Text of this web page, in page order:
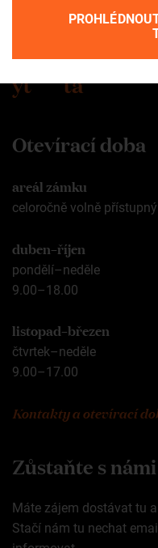
yt
ta
Otevírací doba
areál zámku
celoročně volně přístupný
duben–říjen
pondělí–neděle
9.00–18.00
listopad–březen
čtvrtek–neděle
9.00–17.00
Kontakty a otevírací
Zůstaňte s námi
Máte zájem dostávat tu
Stačí nám tu nechat